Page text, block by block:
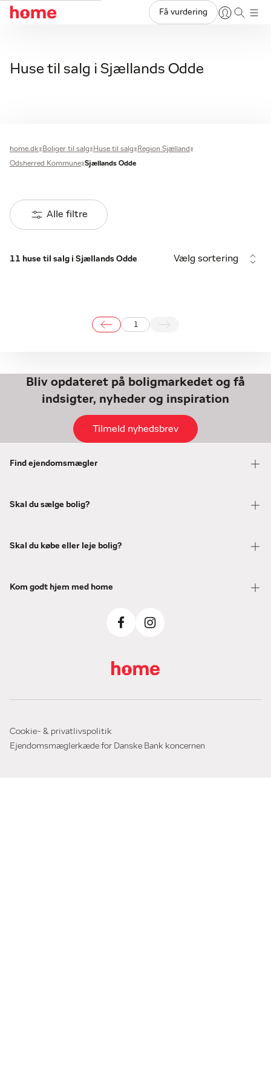
Få vurdering
Huse til salg i Sjællands Odde
home.dk Boliger til salg Huse til salg
Region Sjælland
Odsherred Kommune Sjællands Odde
Alle filtre
11 huse til salg i Sjællands Odde Vælg sortering
Bliv opdateret på boligmarkedet og få
indsigter, nyheder og inspiration
Tilmeld nyhedsbrev
Find ejendomsmægler
Skal du sælge bolig?
Skal du købe eller leje bolig?
Kom godt hjem med home
Cookie- & privatlivspolitik
Ejendomsmæglerkæde for Danske Bank koncernen